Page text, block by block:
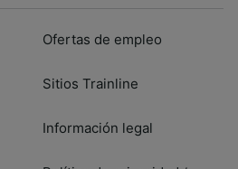
Ofertas de empleo
Sitios Trainline
Información legal